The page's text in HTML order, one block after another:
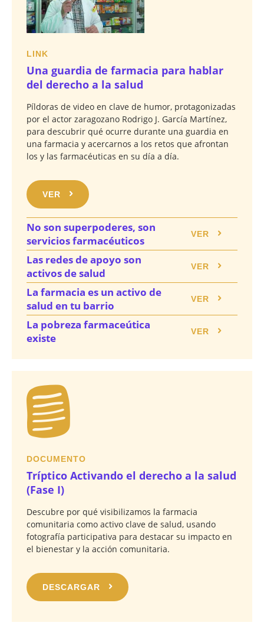
LINK
Una guardia de farmacia para hablar
del derecho a la salud
Píldoras de video en clave de humor, protagonizadas
por el actor zaragozano Rodrigo J. García Martínez,
para descubrir qué ocurre durante una guardia en
una farmacia y acercarnos a los retos que afrontan
los y las farmacéuticas en su día a día.
VER
No son superpoderes, son
servicios farmacéuticos
VER
Las redes de apoyo son
activos de salud
VER
La farmacia es un activo de
salud en tu barrio
VER
La pobreza farmaceútica
existe
VER
DOCUMENTO
Tríptico Activando el derecho a la salud
(Fase I)
Descubre por qué visibilizamos la farmacia
comunitaria como activo clave de salud, usando
fotografía participativa para destacar su impacto en
el bienestar y la acción comunitaria.
DESCARGAR